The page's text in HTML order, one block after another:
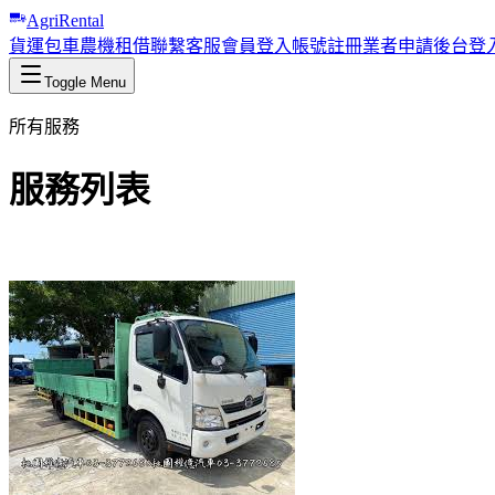
AgriRental
貨運包車農機租借聯繫客服會員登入 帳號註冊業者申請後台登
Toggle Menu
所有服務
服務列表